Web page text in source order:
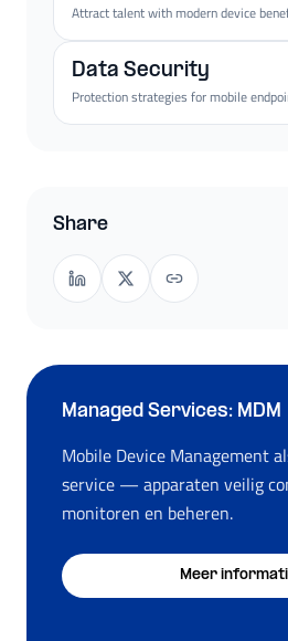
Attract talent with modern device
Data Security
Protection strategies for mobile
Share
Managed Services: MDM
Mobile Device Management
service — apparaten veilig
monitoren en beheren.
Meer